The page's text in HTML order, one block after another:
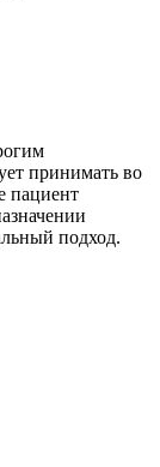
принимать во
пациент
подход.